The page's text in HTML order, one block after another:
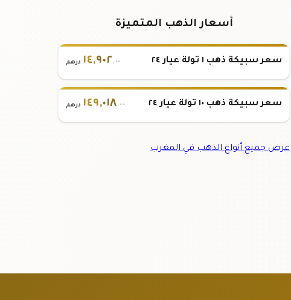
أسعار الذهب المتميزة
سعر سبيكة ذهب ١ تولة عيار ٢٤ ١٤,٩٠٢.٠٠ درهم
سعر سبيكة ذهب ١٠ تولة عيار ٢٤ ١٤٩,٠١٨.٠٠ درهم
عرض جميع أنواع الذهب في المغرب